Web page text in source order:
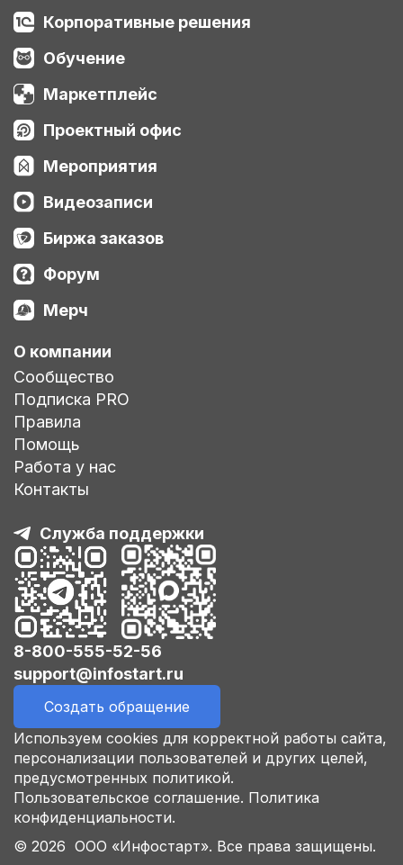
Корпоративные решения
Обучение
Маркетплейс
Проектный офис
Мероприятия
Видеозаписи
Биржа заказов
Форум
Мерч
О компании
Сообщество
Подписка PRO
Правила
Помощь
Работа у нас
Контакты
Служба поддержки
8-800-555-52-56
support@infostart.ru
Создать обращение
Используем cookies для корректной работы сайта,
персонализации пользователей и других целей,
предусмотренных политикой.
Пользовательское соглашение. Политика
конфиденциальности.
© 2026 ООО «Инфостарт». Все права защищены.